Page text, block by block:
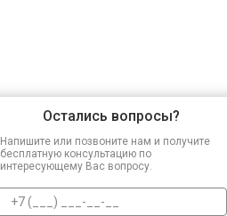
Остались вопросы?
Напишите или позвоните нам и получите
бесплатную консультацию по
интересующему Вас вопросу.